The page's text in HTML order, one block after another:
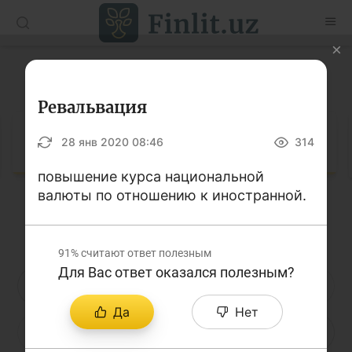
Рус
Статьи
Учебные материалы
Книги по финансовой грамотности
Проекты
Интерактивные услуги
Фотогалерея
Глоссарий
З И К Л
Ревальвация
28 янв 2020 08:46 314
повышение курса национальной
валюты по отношению к иностранной.
91%считают ответ полезным
Для Вас ответ оказался полезным?
Да Нет